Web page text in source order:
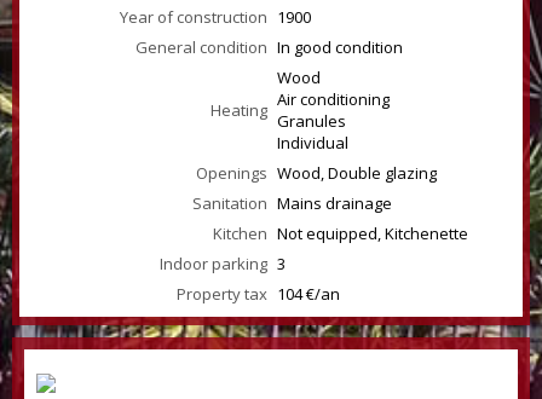
Year of construction 1900
General condition In good condition
Heating
Wood
Air conditioning
Granules
Individual
Openings Wood, Double glazing
Sanitation Mains drainage
Kitchen Not equipped, Kitchenette
Indoor parking 3
Property tax 104 €/an